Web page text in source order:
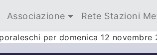
Associazione Rete Stazioni
per domenica 12 novembre